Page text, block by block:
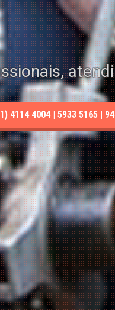
4114 4004 | 5933 5165 |